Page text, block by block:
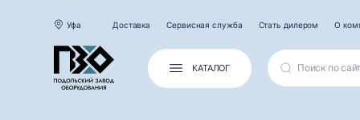
Уфа Доставка Сервисная служба Стать дилером О
КАТАЛОГ